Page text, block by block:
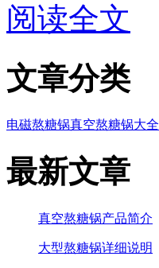
阅读全文
文章分类
电磁熬糖锅真空熬糖锅大全
最新文章
真空熬糖锅产品简介
大型熬糖锅详细说明